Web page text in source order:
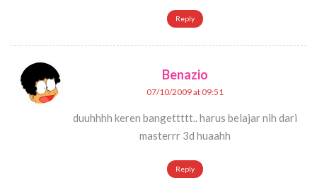
Reply
Benazio
07/10/2009 at 09:51
duuhhhh keren bangettttt.. harus belajar nih dari
masterrr 3d huaahh
Reply